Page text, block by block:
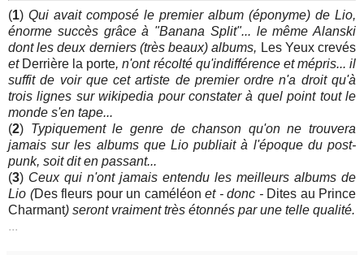
(1) Qui avait composé le premier album (éponyme) de Lio,
énorme succès grâce à "Banana Split"... le même Alanski
dont les deux derniers (très beaux) albums, Les Yeux crevés
et Derrière la porte, n'ont récolté qu'indifférence et mépris... il
suffit de voir que cet artiste de premier ordre n'a droit qu'à
trois lignes sur wikipedia pour constater à quel point tout le
monde s'en tape...
(2) Typiquement le genre de chanson qu'on ne trouvera
jamais sur les albums que Lio publiait à l'époque du post-
punk, soit dit en passant...
(3) Ceux qui n'ont jamais entendu les meilleurs albums de
Lio (Des fleurs pour un caméléon et - donc - Dites au Prince
Charmant) seront vraiment très étonnés par une telle qualité.
...